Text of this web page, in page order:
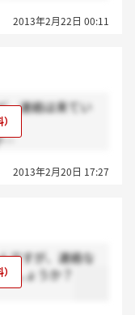
2013年2月22日 00:11
、連絡は来てい
…
ん。。
2013年2月20日 17:27
ですが、連絡な
しょうか？